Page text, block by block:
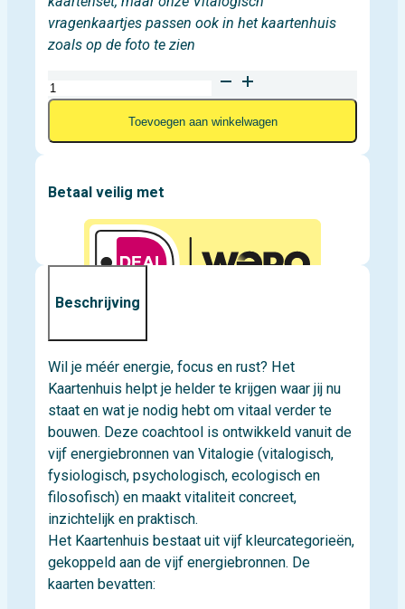
vragenkaartjes passen ook in het kaartenhuis
zoals op de foto te zien
Kaartenhuis
aantal
Toevoegen aan winkelwagen
Betaal veilig met
Beschrijving
Wil je méér energie, focus en rust? Het
Kaartenhuis helpt je helder te krijgen waar jij nu
staat en wat je nodig hebt om vitaal verder te
bouwen. Deze coachtool is ontwikkeld vanuit de
vijf energiebronnen van Vitalogie (vitalogisch,
fysiologisch, psychologisch, ecologisch en
filosofisch) en maakt vitaliteit concreet,
inzichtelijk en praktisch.
Het Kaartenhuis bestaat uit vijf kleurcategorieën,
gekoppeld aan de vijf energiebronnen. De
kaarten bevatten: